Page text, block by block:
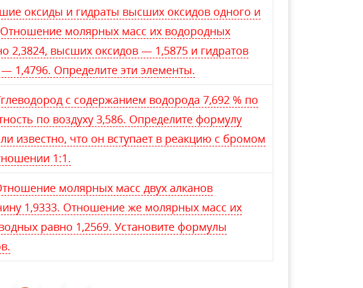
оксиды и гидраты высших оксидов одного и
Отношение молярных масс их водородных
2,3824, высших оксидов — 1,5875 и гидратов
1,4796. Определите эти элементы.
с содержанием водорода 7,692 % по
по воздуху 3,586. Определите формулу
известно, что он вступает в реакцию с бромом
1:1.
молярных масс двух алканов
1,9333. Отношение же молярных масс их
равно 1,2569. Установите формулы